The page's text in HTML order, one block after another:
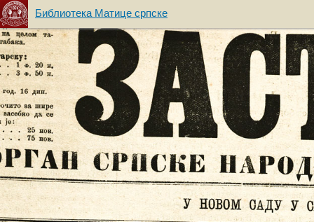
Библиотека Матице српске